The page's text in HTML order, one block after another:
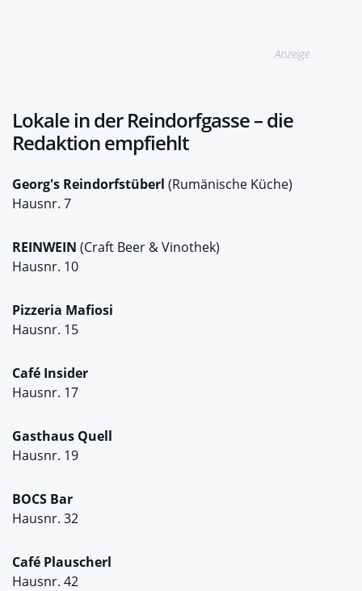
Anzeige
Lokale in der Reindorfgasse – die
Redaktion empfiehlt
Georg's Reindorfstüberl (Rumänische Küche)
Hausnr. 7
REINWEIN (Craft Beer & Vinothek)
Hausnr. 10
Pizzeria Mafiosi
Hausnr. 15
Café Insider
Hausnr. 17
Gasthaus Quell
Hausnr. 19
BOCS Bar
Hausnr. 32
Café Plauscherl
Hausnr. 42